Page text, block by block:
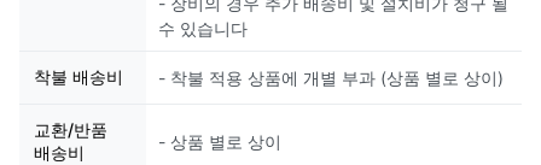
수 있습니다
착불 배송비 - 착불 적용 상품에 개별 부과 (상품 별로 상이)
교환/반품
배송비
- 상품 별로 상이